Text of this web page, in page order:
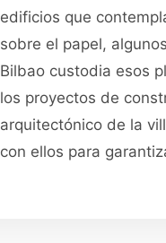
edificios que
sobre el papel,
Bilbao custodia esos
los proyectos de
arquitectónico de la
con ellos para